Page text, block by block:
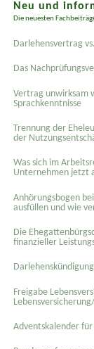
Neu und
Die neuesten
Darlehensvertrag
Das
Vertrag unwirksam
Sprachkenntnisse
Trennung der
der
Was sich im
Unternehmen jetzt
Anhörungsbogen
ausfüllen und wie
Die
finanzieller
Freigabe
Adventskalender